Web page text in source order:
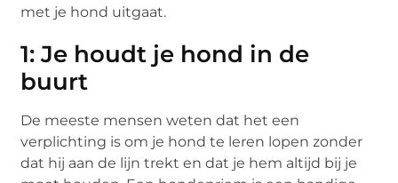
met je hond uitgaat.
1: Je houdt je hond in de
buurt
De meeste mensen weten dat het een
verplichting is om je hond te leren lopen zonder
dat hij aan de lijn trekt en dat je hem altijd bij je